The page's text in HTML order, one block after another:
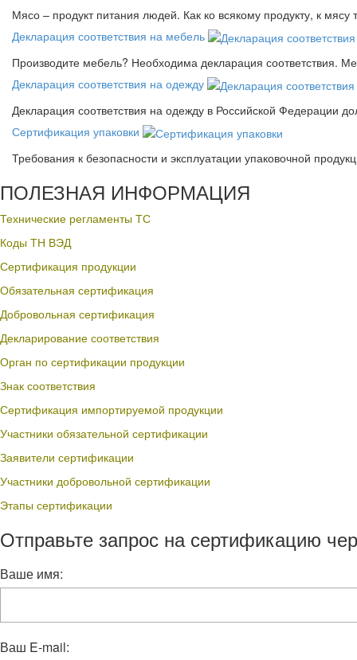
Мясо – продукт питания людей. Как ко всякому продукту, к мясу
Декларация соответствия на мебель
Производите мебель? Необходима декларация соответствия.
Декларация соответствия на одежду
Декларация соответствия на одежду в Российской Федерации
Сертификация упаковки
Требования к безопасности и эксплуатации упаковочной
ПОЛЕЗНАЯ ИНФОРМАЦИЯ
Технические регламенты ТС
Коды ТН ВЭД
Сертификация продукции
Обязательная сертификация
Добровольная сертификация
Декларирование соответствия
Орган по сертификации продукции
Знак соответствия
Сертификация импортируемой продукции
Участники обязательной сертификации
Заявители сертификации
Участники добровольной сертификации
Этапы сертификации
Отправьте запрос на сертификацию
Ваше имя:
Ваш E-mail: